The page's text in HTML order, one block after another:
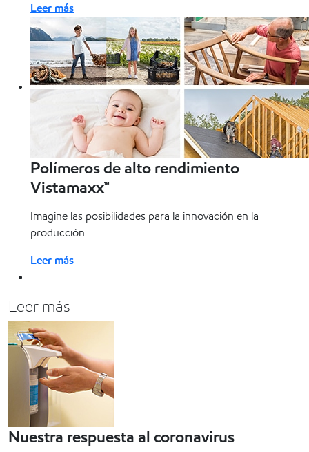
Leer más
Polímeros de alto rendimiento
Vistamaxx™
Imagine las posibilidades para la innovación en la
producción.
Leer más
Leer más
Nuestra respuesta al coronavirus